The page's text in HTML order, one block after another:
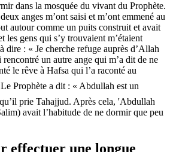
dans la mosquée du vivant du Prophète.
anges m’ont saisi et m’ont emmené au
autour comme un puits construit et avait
les gens qui s’y trouvaient m’étaient
dire : « Je cherche refuge auprès d’Allah
un autre ange qui m’a dit de ne
le rêve à Hafsa qui l’a raconté au
prie Tahajjud. Après cela, 'Abdullah
avait l’habitude de ne dormir que peu
effectuer une longue